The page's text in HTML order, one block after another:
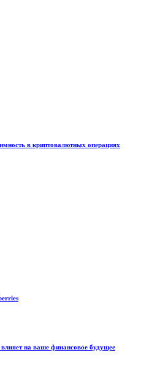
в криптовалютных операциях
на ваше финансовое будущее